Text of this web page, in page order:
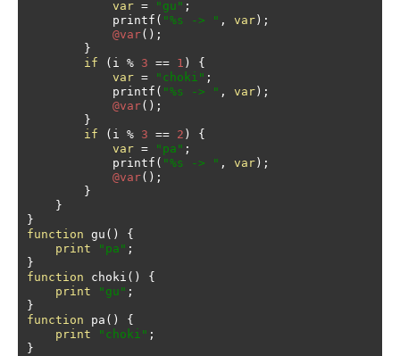
var = "gu" ;
            printf
( "%s -> " , var );
@var();
}
if
( i % 3 == 1 )
{
var = "choki" ;
            printf
( "%s -> " , var );
@var();
}
if
( i % 3 == 2 )
{
var = "pa" ;
            printf
( "%s -> " , var );
@var();
}
}
}
function gu ()
{
print
"pa" ;
}
function choki ()
{
print
"gu" ;
}
function pa ()
{
print
"choki" ;
}